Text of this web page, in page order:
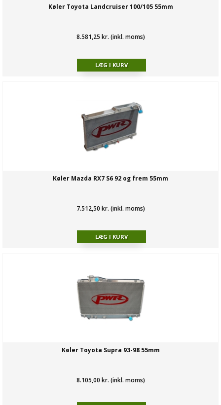
Køler Toyota Landcruiser 100/105 55mm
8.581,25 kr. (inkl. moms)
Køler Mazda RX7 S6 92 og frem 55mm
7.512,50 kr. (inkl. moms)
Køler Toyota Supra 93-98 55mm
8.105,00 kr. (inkl. moms)